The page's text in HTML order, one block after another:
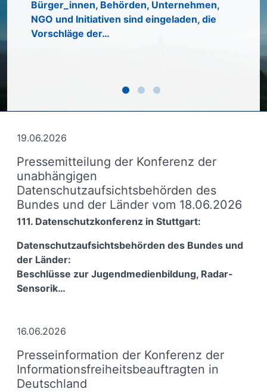
Bürger_innen, Behörden, Unternehmen,
NGO und Initiativen sind eingeladen, die
Vorschläge der…
Die
19.06.2026
Pressemitteilung der Konferenz der
unabhängigen
Datenschutzaufsichtsbehörden des
Bundes und der Länder vom 18.06.2026
111. Datenschutzkonferenz in Stuttgart:
Datenschutzaufsichtsbehörden des Bundes und
der Länder:
Beschlüsse zur Jugendmedienbildung, Radar-
Sensorik…
16.06.2026
Presseinformation der Konferenz der
Informationsfreiheitsbeauftragten in
Deutschland